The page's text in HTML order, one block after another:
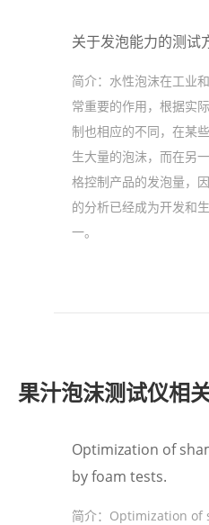
关于发泡能力的测试
简介： 水性泡沫在工业
常重要的作用，根据实
制也相应的不同，在某
生大量的泡沫，而在另
格控制产品的发泡量，
的分析已经成为开发和
一。
果汁泡沫测试仪相
Optimization of
by foam tests.
简介： Optimization of